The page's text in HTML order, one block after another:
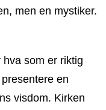
men en mystiker.
som er riktig
en
visdom. Kirken